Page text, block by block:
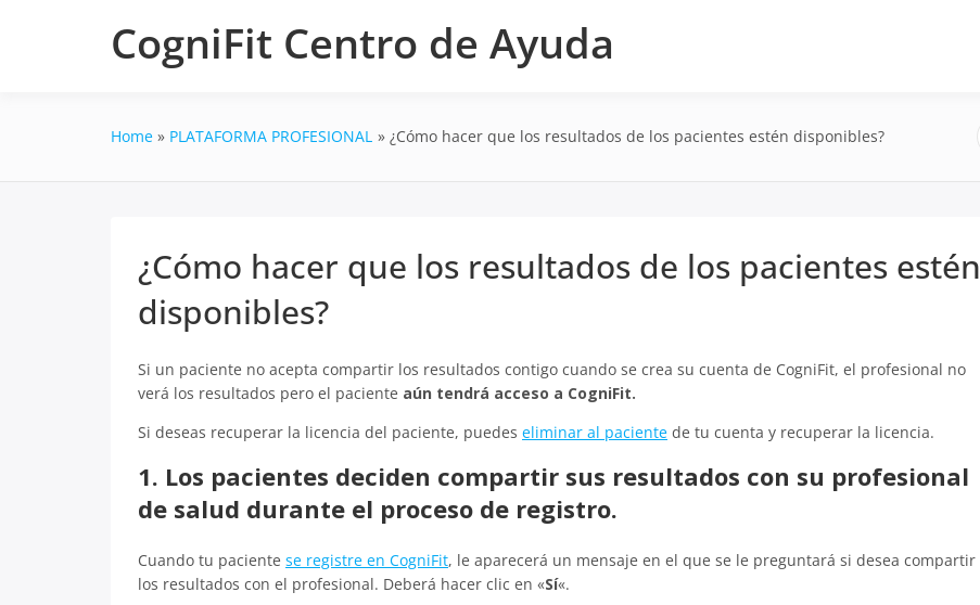
CogniFit Centro de Ayuda
Home PLATAFORMA PROFESIONAL ¿Cómo hacer que los resultados de los pacientes estén disponibles?
¿Cómo hacer que los resultados de los pacientes estén
disponibles?
Si un paciente no acepta compartir los resultados contigo cuando se crea su cuenta de CogniFit, el profesional no
verá los resultados pero el paciente aún tendrá acceso a CogniFit.
Si deseas recuperar la licencia del paciente, puedes eliminar al paciente de tu cuenta y recuperar la licencia.
1. Los pacientes deciden compartir sus resultados con su profesional
de salud durante el proceso de registro.
Cuando tu paciente se registre en CogniFit, le aparecerá un mensaje en el que se le preguntará si desea compartir
los resultados con el profesional. Deberá hacer clic en «Sí«.